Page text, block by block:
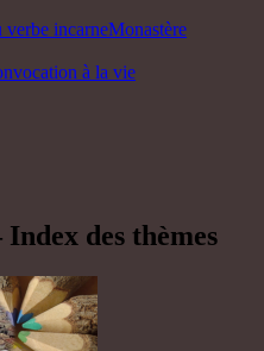
verbe incarneMonastère
vocation à la vie
des thèmes